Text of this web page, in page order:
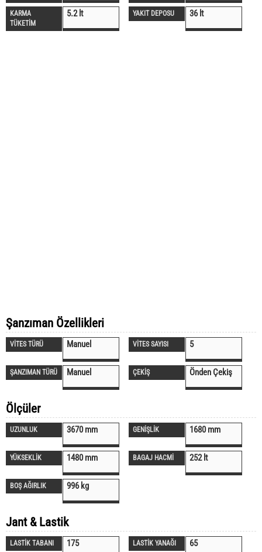
KARMA
TÜKETİM
5.2 lt YAKIT DEPOSU 36 lt
Şanzıman Özellikleri
VİTES TÜRÜ Manuel VİTES SAYISI 5
ŞANZIMAN TÜRÜ Manuel ÇEKİŞ Önden Çekiş
Ölçüler
UZUNLUK 3670 mm GENİŞLİK 1680 mm
YÜKSEKLİK 1480 mm BAGAJ HACMİ 252 lt
BOŞ AĞIRLIK 996 kg
Jant & Lastik
LASTİK TABANI 175 LASTİK YANAĞI 65